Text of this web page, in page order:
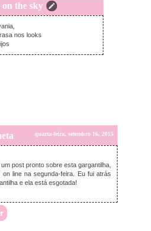
the sky
quarta-feira, setembro 16, 2015
nos looks
quarta-feira, setembro 16, 2015
post pronto sobre esta gargantilha,
line na segunda-feira. Eu fui atrás
e ela está esgotada!